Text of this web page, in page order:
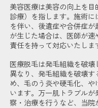
美容医療は美容の向上を
診療）を指します。施術
を伴い、後遺症や合併症
が生じた場合は、医師が
責任を持って対応いたしま
医療脱毛は発毛組織を破
異なり、発毛組織を破壊
め、毛のう炎や硬毛化、
います。万一肌トラブル
察・治療を行うなど、当院